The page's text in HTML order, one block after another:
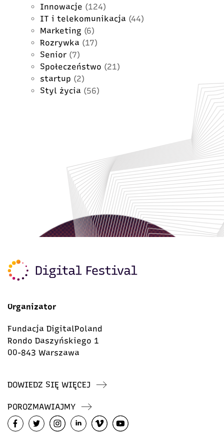
Innowacje (124)
IT i telekomunikacja (44)
Marketing (6)
Rozrywka (17)
Senior (7)
Społeczeństwo (21)
startup (2)
Styl życia (56)
Organizator
Fundacja DigitalPoland
Rondo Daszyńskiego 1
00-843 Warszawa
DOWIEDZ SIĘ WIĘCEJ
POROZMAWIAJMY